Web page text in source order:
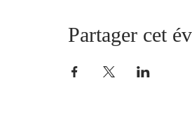
Partager cet